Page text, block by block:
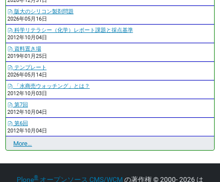
阪大のシリコン製剤問題
2026年05月16日
科学リテラシー（化学）レポート課題と採点基準
2012年10月04日
資料置き場
2019年01月25日
テンプレート
2026年05月14日
「水商売ウォッチング」とは？
2012年10月03日
第7回
2012年10月04日
第6回
2012年10月04日
最
近
新
More…
Plone® オープンソース CMS/WCM の著作権©2000- 2026 は